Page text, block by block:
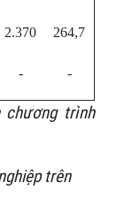
2.370 264,7
- -
chương trình
trên